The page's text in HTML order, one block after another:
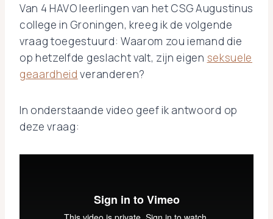
Van 4 HAVO leerlingen van het CSG Augustinus
college in Groningen, kreeg ik de volgende
vraag toegestuurd: Waarom zou iemand die
op hetzelfde geslacht valt, zijn eigen seksuele
geaardheid veranderen?
In onderstaande video geef ik antwoord op
deze vraag: